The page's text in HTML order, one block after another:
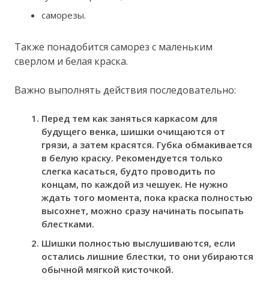
саморезы.
Также понадобится саморез с маленьким
сверлом и белая краска.
Важно выполнять действия последовательно:
Перед тем как заняться каркасом для
будущего венка, шишки очищаются от
грязи, а затем красятся. Губка обмакивается
в белую краску. Рекомендуется только
слегка касаться, будто проводить по
концам, по каждой из чешуек. Не нужно
ждать того момента, пока краска полностью
высохнет, можно сразу начинать посыпать
блестками.
Шишки полностью выслушиваются, если
остались лишние блестки, то они убираются
обычной мягкой кисточкой.